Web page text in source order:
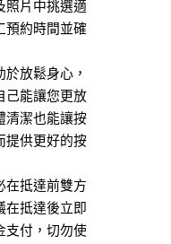
照片中挑選適
預約時間並確
放鬆身心，
己能讓您更放
清潔也能讓按
提供更好的按
在抵達前雙方
在抵達後立即
支付，切勿使